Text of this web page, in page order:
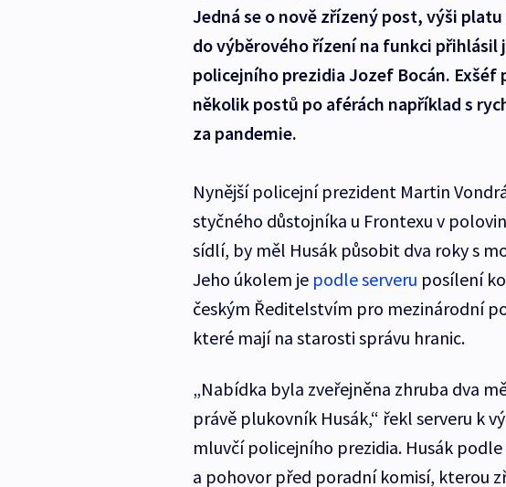
Jedná se o nově zřízený post, výši
do výběrového řízení na funkci přihlásil
policejního prezidia Jozef Bocán.
několik postů po aférách například s
za pandemie.
Nynější policejní prezident Martin
styčného důstojníka u Frontexu v
sídlí, by měl Husák působit dva roky s
Jeho úkolem je podle serveru posílení
českým Ředitelstvím pro mezinárodní
které mají na starosti správu hranic.
„Nabídka byla zveřejněna zhruba dva
právě plukovník Husák,“ řekl serveru k
mluvčí policejního prezidia. Husák
a pohovor před poradní komisí, kterou